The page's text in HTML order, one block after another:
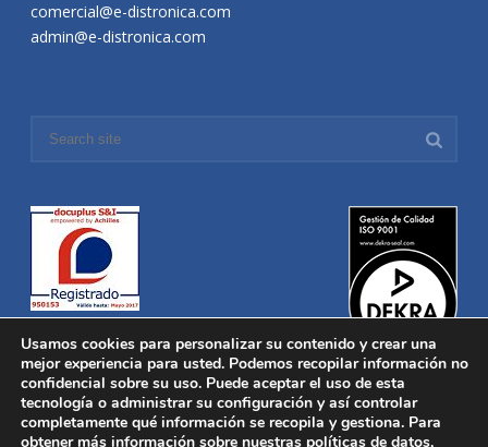
comercial@e-distronica.com
admin@e-distronica.com
Distronica © 2016 Todos los derechos reservados.Aviso legal
Política de privacidad|Política de Cookies
Usamos cookies para personalizar su contenido y crear una
mejor experiencia para usted. Podemos recopilar información no
confidencial sobre su uso. Puede aceptar el uso de esta
tecnología o administrar su configuración y así controlar
completamente qué información se recopila y gestiona. Para
obtener más información sobre nuestras políticas de datos,